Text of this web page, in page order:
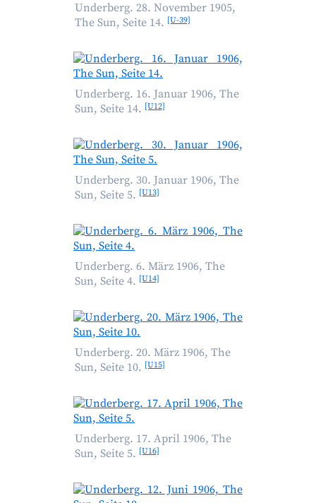
Underberg. 28. November 1905,
The Sun, Seite 14. [U-39]
Underberg. 16. Januar 1906, The
Sun, Seite 14. [U12]
Underberg. 30. Januar 1906, The
Sun, Seite 5. [U13]
Underberg. 6. März 1906, The
Sun, Seite 4. [U14]
Underberg. 20. März 1906, The
Sun, Seite 10. [U15]
Underberg. 17. April 1906, The
Sun, Seite 5. [U16]